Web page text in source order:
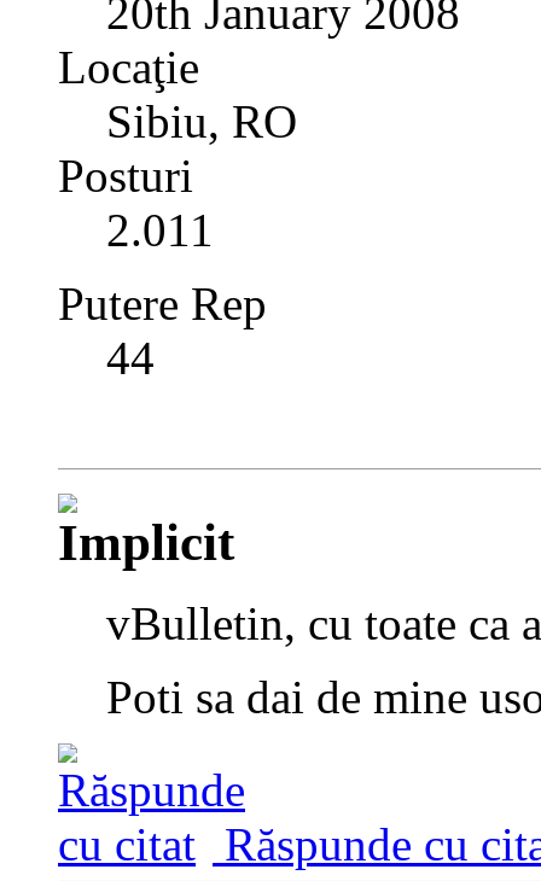
20th January 2008
Locaţie
Sibiu, RO
Posturi
2.011
Putere Rep
44
vBulletin, cu toate ca
Poti sa dai de mine
Răspunde cu